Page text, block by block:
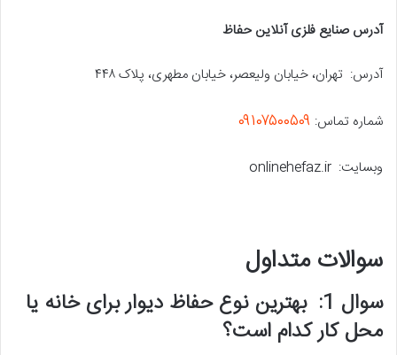
آدرس صنایع فلزی آنلاین حفاظ
آدرس: تهران، خیابان ولیعصر، خیابان مطهری، پلاک ۴۴۸
شماره تماس: ۰۹۱۰۷۵۰۰۵۰۹
وبسایت: onlinehefaz.ir
سوالات متداول
سوال
بهترین نوع حفاظ دیوار برای خانه یا
محل کار کدام است؟